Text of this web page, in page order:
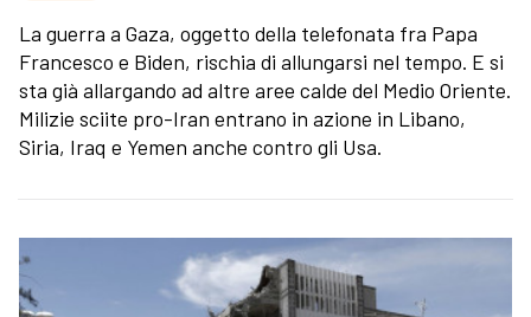
La guerra a Gaza, oggetto della telefonata fra Papa
Francesco e Biden, rischia di allungarsi nel tempo. E si
sta già allargando ad altre aree calde del Medio Oriente.
Milizie sciite pro-Iran entrano in azione in Libano,
Siria, Iraq e Yemen anche contro gli Usa.